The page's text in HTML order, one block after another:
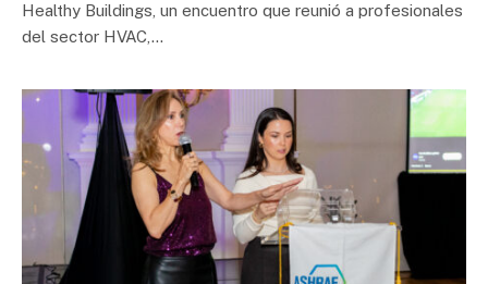
Healthy Buildings, un encuentro que reunió a profesionales
del sector HVAC,…